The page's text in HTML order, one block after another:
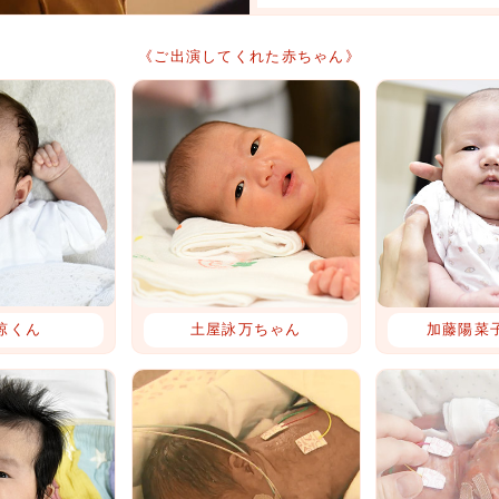
《ご出演してくれた赤ちゃん》
くん 土屋詠万ちゃん 加藤陽菜